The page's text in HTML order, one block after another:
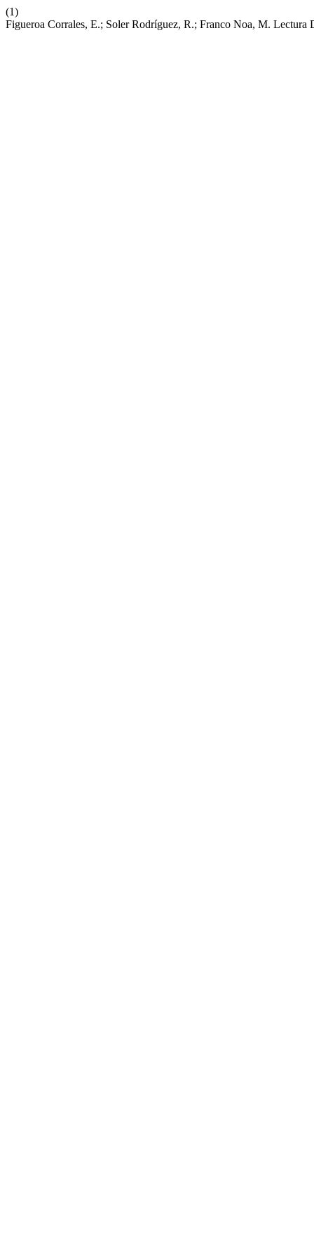
(1)
Figueroa Corrales, E.; Soler Rodríguez, R.; Franco Noa, M.